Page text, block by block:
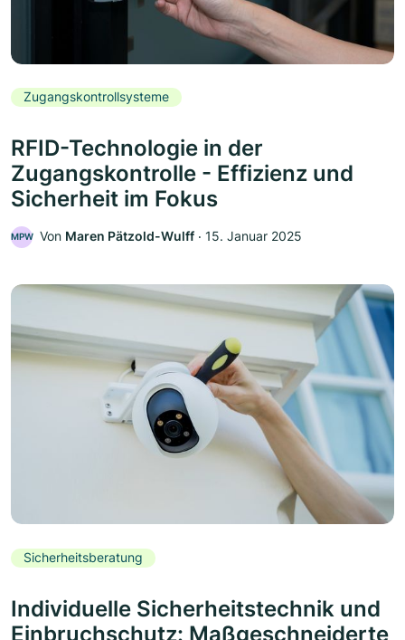
Zugangskontrollsysteme
RFID-Technologie in der
Zugangskontrolle - Effizienz und
Sicherheit im Fokus
MPW Von Maren Pätzold-Wulff ‧ 15. Januar 2025
Sicherheitsberatung
Individuelle Sicherheitstechnik und
Einbruchschutz: Maßgeschneiderte